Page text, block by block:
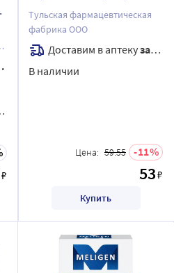
₽
Тульская фармацевтическая
фабрика ООО
Доставим в аптекузавтра
В наличии
Цена: 59.55 11
53₽
Купить